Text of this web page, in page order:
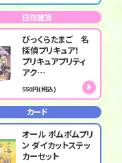
日用雑貨
びっくらたまご 名
探偵プリキュア！
プリキュアプリティ
アク…
550円(税込)
カード
オール ポムポムプリ
ン ダイカットステッ
カーセット